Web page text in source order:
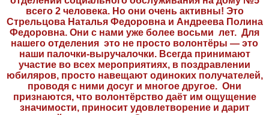
всего 2 человека. Но они очень активны! Это
Стрельцова Наталья Федоровна и Андреева Полина
Федоровна. Они с нами уже более восьми лет. Для
нашего отделения это не просто волонтёры — это
наши палочки-выручалочки. Всегда принимают
участие во всех мероприятиях, в поздравлении
юбиляров, просто навещают одиноких получателей,
проводя с ними досуг и многое другое. Они
признаются, что волонтёрство даёт им ощущение
значимости, приносит удовлетворение и дарит